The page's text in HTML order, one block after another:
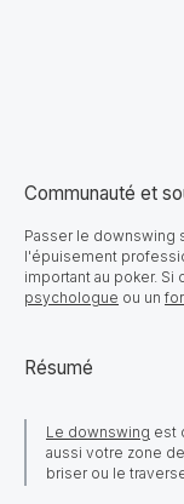
Communauté et
Passer le downswing
l'épuisement
important au poker.
psychologue ou un
Résumé
Le downswing est
aussi votre zone
briser ou le